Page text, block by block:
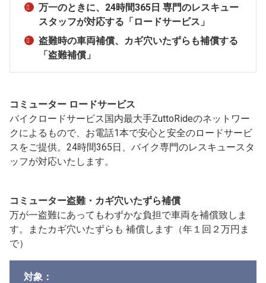
万一のときに、24時間365日 専門のレスキュー
スタッフが対応する「ロードサービス」
盗難時の車両補償、カギ穴いたずらも補償する
「盗難補償」
コミューター ロードサービス
バイクロードサービス国内最大手ZuttoRideのネットワー
クによるもので、お電話1本で安心と安全のロードサービ
スをご提供。24時間365日、バイク専門のレスキュースタ
ッフが対応いたします。
コミューター盗難・カギ穴いたずら補償
万が一盗難にあってもわずかな負担で車両を補償致しま
す。またカギ穴いたずらも 補償します（年１回２万円ま
で）
対象：